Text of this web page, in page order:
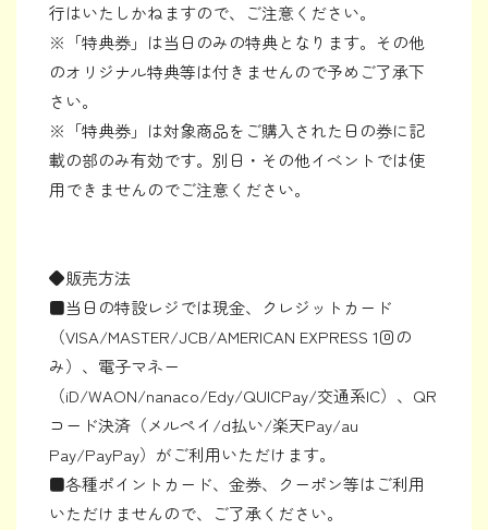
行はいたしかねますので、ご注意ください。
※「特典券」は当日のみの特典となります。その他
のオリジナル特典等は付きませんので予めご了承下
さい。
※「特典券」は対象商品をご購入された日の券に記
載の部のみ有効です。別日・その他イベントでは使
用できませんのでご注意ください。
◆販売方法
■当日の特設レジでは現金、クレジットカード
（VISA/MASTER/JCB/AMERICAN EXPRESS 1回の
み）、電子マネー
（iD/WAON/nanaco/Edy/QUICPay/交通系IC）、QR
コード決済（メルペイ/d払い/楽天Pay/au
Pay/PayPay）がご利用いただけます。
■各種ポイントカード、金券、クーポン等はご利用
いただけませんので、ご了承ください。